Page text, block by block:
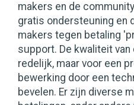
makers en de
gratis ondersteuning en
makers tegen betaling
support. De kwaliteit
redelijk, maar voor een
bewerking door een
bevelen. Er zijn diverse